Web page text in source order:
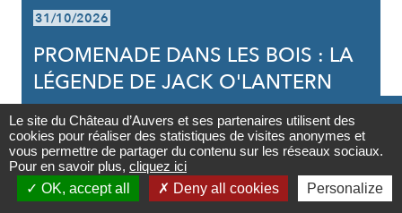
Contact

Newsletter
31/10/2026
PROMENADE DANS LES BOIS : LA
LÉGENDE DE JACK O'LANTERN
Le site du Château d’Auvers et ses partenaires utilisent des
cookies pour réaliser des statistiques de visites anonymes et
vous permettre de partager du contenu sur les réseaux sociaux.
Pour en savoir plus, cliquez ici
OK, accept all
Deny all cookies Personalize